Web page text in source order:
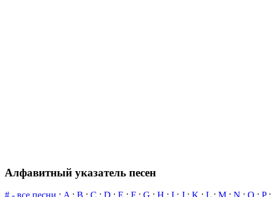
Алфавитный указатель песен